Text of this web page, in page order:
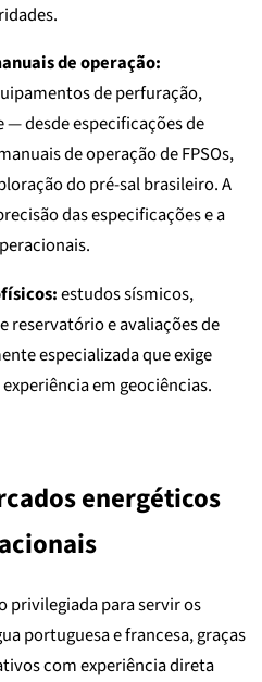
de operação:
de perfuração,
desde especificações de
de operação de FPSOs,
do pré-sal brasileiro. A
das especificações e a
estudos sísmicos,
reservatório e avaliações de
especializada que exige
em geociências.
energéticos
privilegiada para servir os
portuguesa e francesa, graças
com experiência direta